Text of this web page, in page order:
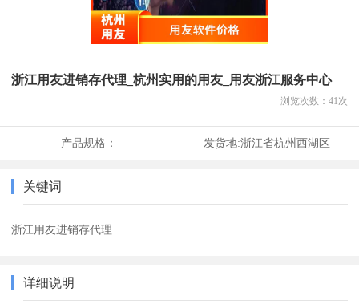
浙江用友进销存代理_杭州实用的用友_用友浙江服务中心
浏览次数： 41次
产品规格： 发货地:浙江省杭州西湖区
关键词
浙江用友进销存代理
详细说明